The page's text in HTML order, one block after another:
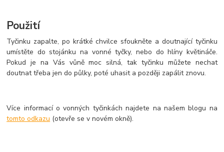
Použití
Tyčinku zapalte, po krátké chvilce sfoukněte a doutnající tyčinku
umístěte do stojánku na vonné tyčky, nebo do hlíny květináče.
Pokud je na Vás vůně moc silná, tak tyčinku můžete nechat
doutnat třeba jen do půlky, poté uhasit a později zapálit znovu.
Více informací o vonných tyčinkách najdete na našem blogu na
tomto odkazu (otevře se v novém okně).